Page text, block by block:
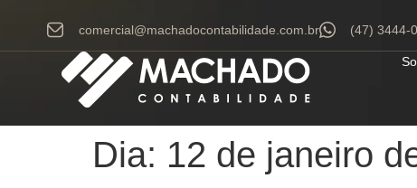
comercial@machadocontabilidade.com.br (47) 3444-
Dia: 12 de janeiro